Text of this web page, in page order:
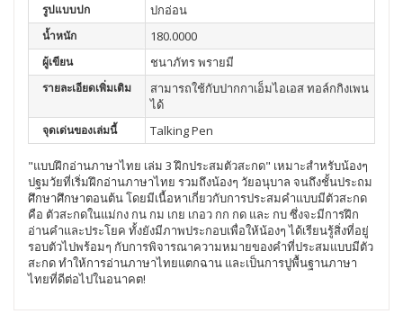
รูปแบบปก ปกอ่อน
น้ำหนัก 180.0000
ผู้เขียน ชนาภัทร พรายมี
รายละเอียดเพิ่มเติม
สามารถใช้กับปากกาเอ็มไอเอส ทอล์กกิงเพน
ได้
จุดเด่นของเล่มนี้ Talking Pen
"แบบฝึกอ่านภาษาไทย เล่ม 3 ฝึกประสมตัวสะกด" เหมาะสำหรับน้องๆ
ปฐมวัยที่เริ่มฝึกอ่านภาษาไทย รวมถึงน้องๆ วัยอนุบาล จนถึงชั้นประถม
ศึกษาศึกษาตอนต้น โดยมีเนื้อหาเกี่ยวกับการประสมคำแบบมีตัวสะกด
คือ ตัวสะกดในแม่กง กน กม เกย เกอว กก กด และ กบ ซึ่งจะมีการฝึก
อ่านคำและประโยค ทั้งยังมีภาพประกอบเพื่อให้น้องๆ ได้เรียนรู้สิ่งที่อยู่
รอบตัวไปพร้อมๆ กับการพิจารณาความหมายของคำที่ประสมแบบมีตัว
สะกด ทำให้การอ่านภาษาไทยแตกฉาน และเป็นการปูพื้นฐานภาษา
ไทยที่ดีต่อไปในอนาคต!